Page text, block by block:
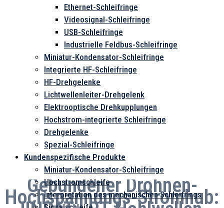
Ethernet-Schleifringe
Videosignal-Schleifringe
USB-Schleifringe
Industrielle Feldbus-Schleifringe
Miniatur-Kondensator-Schleifringe
Integrierte HF-Schleifringe
HF-Drehgelenke
Lichtwellenleiter-Drehgelenk
Elektrooptische Drehkupplungen
Hochstrom-integrierte Schleifringe
Drehgelenke
Spezial-Schleifringe
Kundenspezifische Produkte
Miniatur-Kondensator-Schleifringe
Hochstromschleife
Interpretation des mechanischen Schleifrings
Gebundener Drohnen-
Hochspannungs-Stromhub: